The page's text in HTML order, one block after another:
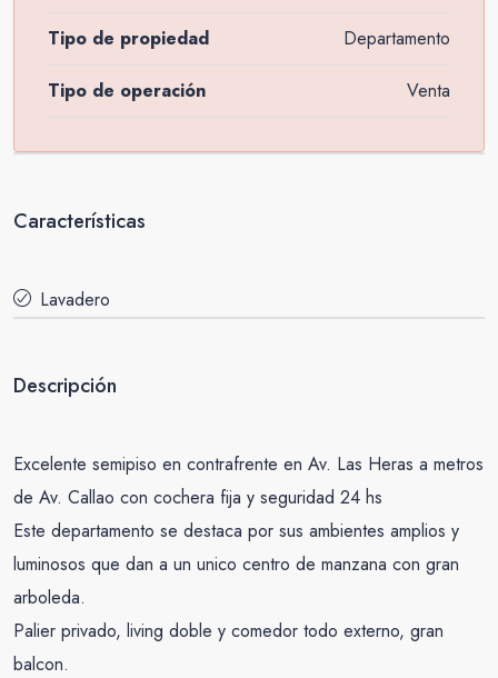
Tipo de propiedad Departamento
Tipo de operación Venta
Características
Lavadero
Descripción
Excelente semipiso en contrafrente en Av. Las Heras a metros
de Av. Callao con cochera fija y seguridad 24 hs
Este departamento se destaca por sus ambientes amplios y
luminosos que dan a un unico centro de manzana con gran
arboleda.
Palier privado, living doble y comedor todo externo, gran
balcon.